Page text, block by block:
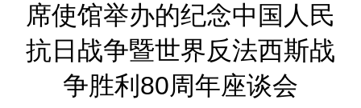
席使馆举办的纪念中国人民
抗日战争暨世界反法西斯战
争胜利80周年座谈会